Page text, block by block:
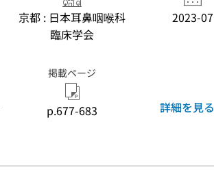
京都 : 日本耳鼻咽喉科
臨床学会
2023-07
掲載ページ
p.677-683 詳細を見る